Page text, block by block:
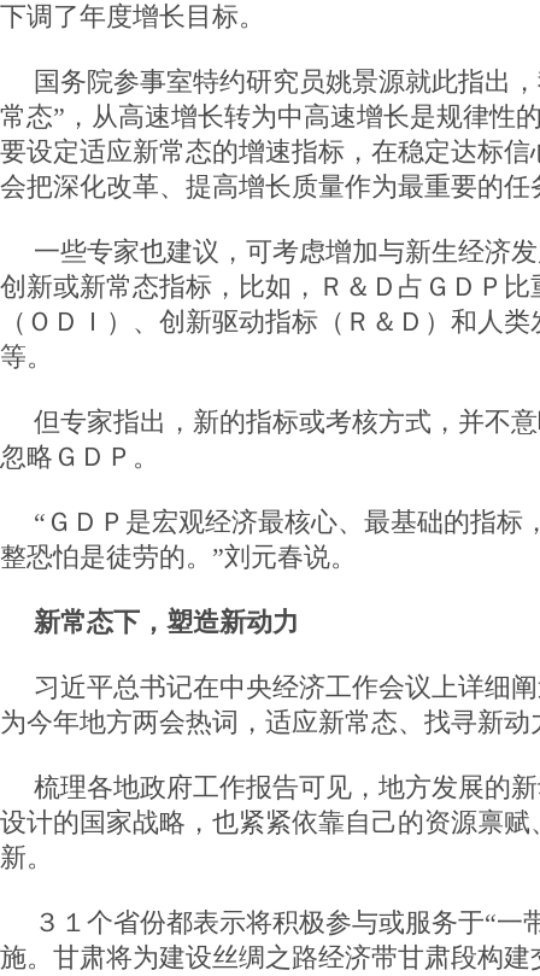
下调了年度增长目标。
国务院参事室特约研究员姚景源就此指出
常态”，从高速增长转为中高速增长是规律性
要设定适应新常态的增速指标，在稳定达标
会把深化改革、提高增长质量作为最重要的任
一些专家也建议，可考虑增加与新生经济
创新或新常态指标，比如，Ｒ＆Ｄ占ＧＤＰ
（ＯＤＩ）、创新驱动指标（Ｒ＆Ｄ）和人
等。
但专家指出，新的指标或考核方式，并不
忽略ＧＤＰ。
“ＧＤＰ是宏观经济最核心、最基础的指标
整恐怕是徒劳的。”刘元春说。
新常态下，塑造新动力
习近平总书记在中央经济工作会议上详细
为今年地方两会热词，适应新常态、找寻新动
梳理各地政府工作报告可见，地方发展的
设计的国家战略，也紧紧依靠自己的资源禀
新。
３１个省份都表示将积极参与或服务于“一
施。甘肃将为建设丝绸之路经济带甘肃段构